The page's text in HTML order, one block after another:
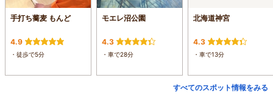
手打ち蕎麦 もんど
4.9
・徒歩で5分
モエレ沼公園
4.3
・車で28分
北海道神宮
4.3
・車で13分
すべてのスポット情報をみる